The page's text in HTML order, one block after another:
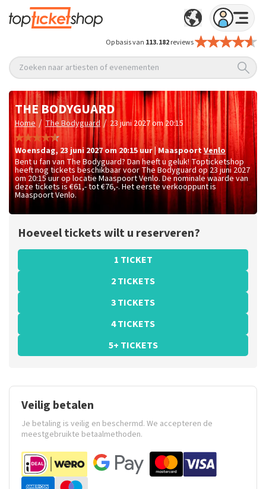
Op basis van 113.182reviews
Zoeken naar artiesten of evenementen
THE BODYGUARD
Home / The Bodyguard / 23 juni 2027 om 20:15
woensdag, 23 juni 2027 om 20:15 uur |MaaspoortVenlo
Bent u fan van The Bodyguard? Dan heeft u geluk! Topticketshop
heeft nog tickets beschikbaar voor The Bodyguard op 23 juni 2027
om 20:15 uur op locatie Maaspoort Venlo. De nominale waarde van
deze tickets is€61,- tot €76,-. Het eerste verkooppunt is
Maaspoort Venlo.
Hoeveel tickets wilt u reserveren?
1 TICKET
2 TICKETS
3 TICKETS
4 TICKETS
5+ TICKETS
Veilig betalen
Je betaling is veilig en beschermd. We accepteren de
meestgebruikte betaalmethoden.